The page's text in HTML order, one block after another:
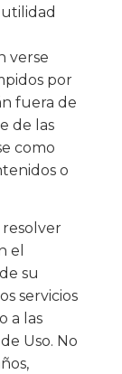
verse
por
fuera de
de las
como
o
el
su
servicios
a las
Uso. No